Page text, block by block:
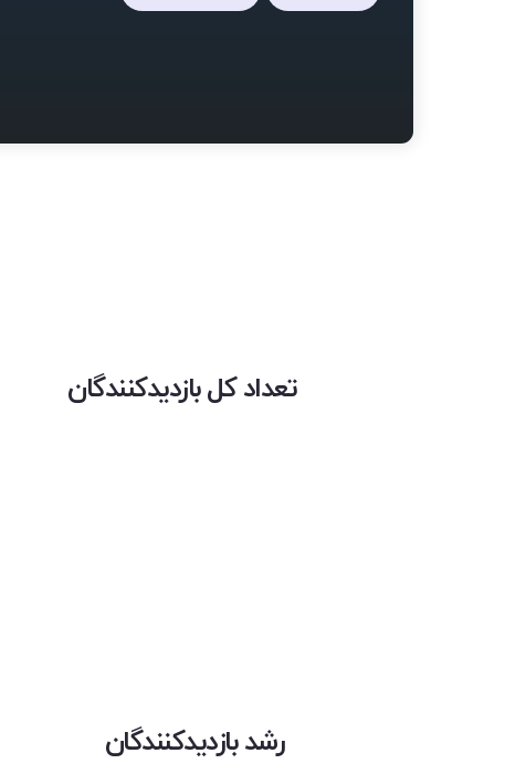
تعداد کل بازدیدکنندگان
رشد بازدیدکنندگان